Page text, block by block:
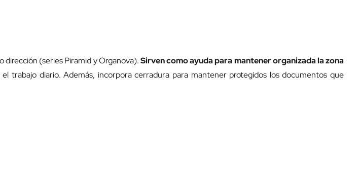
dirección (series Piramid y Organova).Sirven como ayuda para mantener organizada la zona
trabajo diario. Además, incorpora cerradura para mantener protegidos los documentos que